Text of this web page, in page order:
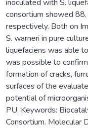
inoculated with S.
consortium showed
respectively. Both on
S. warneri in pure
liquefaciens was able
was possible to
formation of cracks,
surfaces of the
potential of
PU. Keywords:
Consortium. Molecular